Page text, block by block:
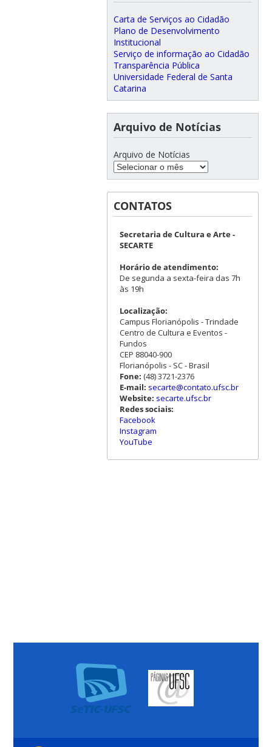
Carta de Serviços ao Cidadão
Plano de Desenvolvimento
Institucional
Serviço de informação ao Cidadão
Transparência Pública
Universidade Federal de Santa
Catarina
Arquivo de Notícias
Arquivo de Notícias
CONTATOS
Secretaria de Cultura e Arte -
SECARTE
Horário de atendimento:
De segunda a sexta-feira das 7h
às 19h
Localização:
Campus Florianópolis - Trindade
Centro de Cultura e Eventos -
Fundos
CEP 88040-900
Florianópolis - SC - Brasil
Fone: (48) 3721-2376
E-mail: secarte@contato.ufsc.br
Website: secarte.ufsc.br
Redes sociais:
Facebook
Instagram
YouTube